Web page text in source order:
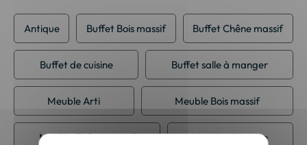
Antique Buffet Bois massif Buffet Chêne massif
Buffet de cuisine Buffet salle à manger
Meuble Arti Meuble Bois massif
Meuble Chêne massif Meuble classique